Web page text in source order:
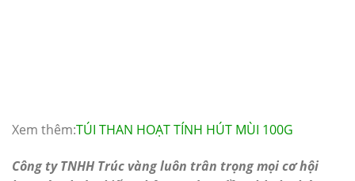
Xem thêm:TÚI THAN HOẠT TÍNH HÚT MÙI 100G
Công ty TNHH Trúc vàng luôn trân trọng mọi cơ hội